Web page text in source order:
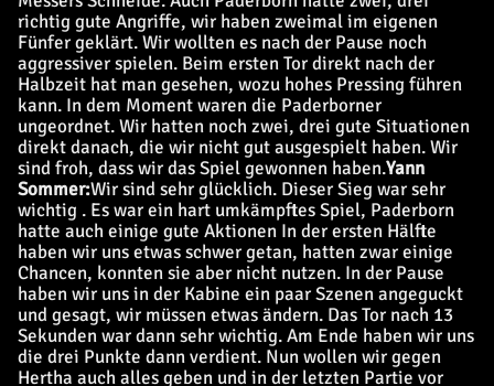
richtig gute Angriffe, wir haben zweimal im eigenen
Fünfer geklärt. Wir wollten es nach der Pause noch
aggressiver spielen. Beim ersten Tor direkt nach der
Halbzeit hat man gesehen, wozu hohes Pressing führen
kann. In dem Moment waren die Paderborner
ungeordnet. Wir hatten noch zwei, drei gute Situationen
direkt danach, die wir nicht gut ausgespielt haben. Wir
sind froh, dass wir das Spiel gewonnen haben.Yann
Sommer:Wir sind sehr glücklich. Dieser Sieg war sehr
wichtig . Es war ein hart umkämpftes Spiel, Paderborn
hatte auch einige gute Aktionen In der ersten Hälfte
haben wir uns etwas schwer getan, hatten zwar einige
Chancen, konnten sie aber nicht nutzen. In der Pause
haben wir uns in der Kabine ein paar Szenen angeguckt
und gesagt, wir müssen etwas ändern. Das Tor nach 13
Sekunden war dann sehr wichtig. Am Ende haben wir uns
die drei Punkte dann verdient. Nun wollen wir gegen
Hertha auch alles geben und in der letzten Partie vor